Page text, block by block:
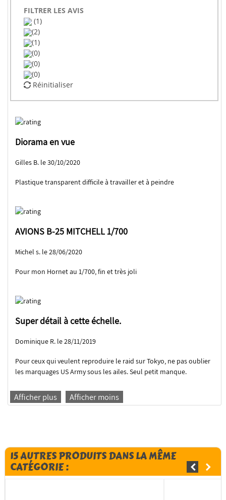
FILTRER LES AVIS
(1)
(2)
(1)
(0)
(0)
(0)
Réinitialiser
Diorama en vue
Gilles B. le 30/10/2020
Plastique transparent difficile à travailler et à peindre
AVIONS B-25 MITCHELL 1/700
Michel s. le 28/06/2020
Pour mon Hornet au 1/700, fin et très joli
Super détail à cette échelle.
Dominique R. le 28/11/2019
Pour ceux qui veulent reproduire le raid sur Tokyo, ne pas oublier
les marquages US Army sous les ailes. Seul petit manque.
Afficher plus Afficher moins
15 AUTRES PRODUITS DANS LA MÊME
CATÉGORIE :